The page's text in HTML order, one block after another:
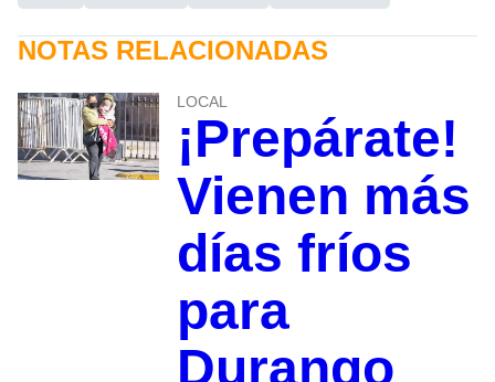
NOTAS RELACIONADAS
LOCAL
¡Prepárate!
Vienen más
días fríos
para
Durango